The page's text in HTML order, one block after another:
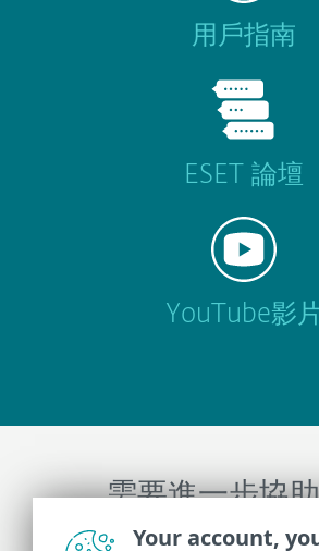
用戶指南
ESET 論壇
YouTube影
需要進一步協
Your account,